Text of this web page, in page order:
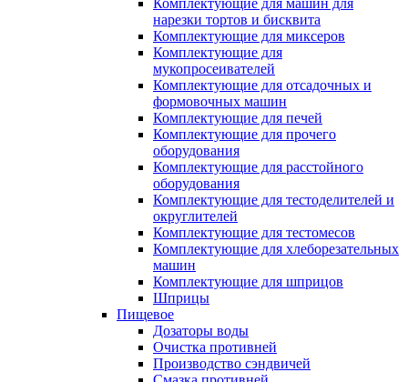
Комплектующие для машин для
нарезки тортов и бисквита
Комплектующие для миксеров
Комплектующие для
мукопросеивателей
Комплектующие для отсадочных и
формовочных машин
Комплектующие для печей
Комплектующие для прочего
оборудования
Комплектующие для расстойного
оборудования
Комплектующие для тестоделителей и
округлителей
Комплектующие для тестомесов
Комплектующие для хлеборезательных
машин
Комплектующие для шприцов
Шприцы
Пищевое
Дозаторы воды
Очистка противней
Производство сэндвичей